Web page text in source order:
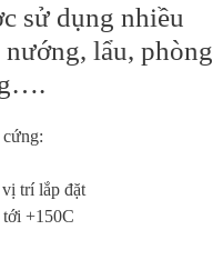
sử dụng nhiều
nướng, lẩu, phòng
vị trí lắp đặt
tới +150C